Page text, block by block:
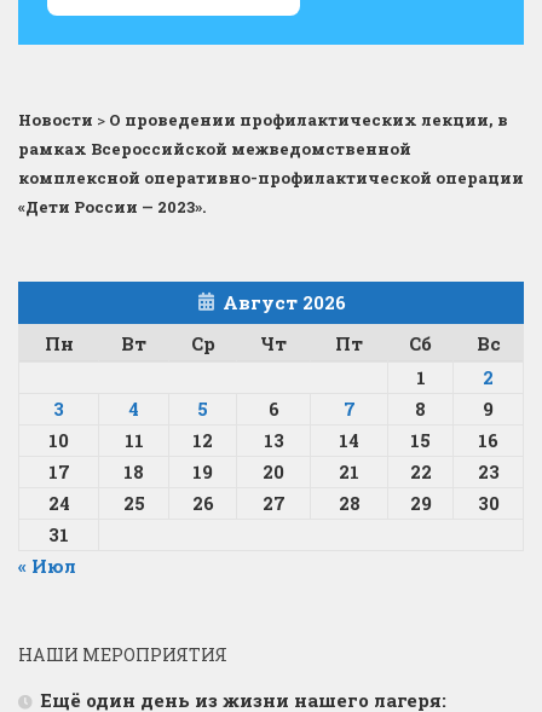
Новости > О проведении профилактических лекции, в
рамках Всероссийской межведомственной
комплексной оперативно-профилактической операции
«Дети России — 2023».
Август 2026
Пн
Вт Ср Чт Пт Сб
Вс
1
2
3
4 5 6 7 8
9
10
11 12 13 14 15
16
17
18 19 20 21 22
23
24
25 26 27 28 29
30
31
« Июл
НАШИ МЕРОПРИЯТИЯ
Ещё один день из жизни нашего лагеря: